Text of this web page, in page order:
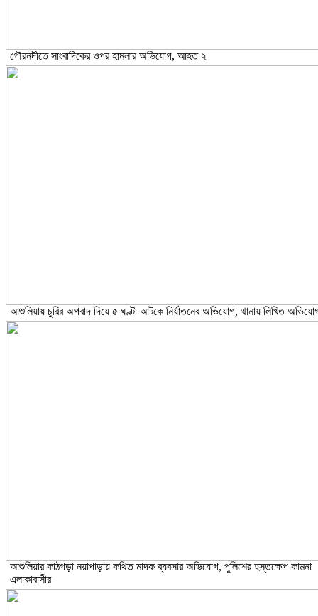
গৌরনদীতে সাংবাদিকের ওপর হামলার অভিযোগ, আহত ২
আশুলিয়ায় চুরির অপবাদ দিয়ে ৫ ঘণ্টা আটকে নির্যাতনের অভিযোগ, থানায় লিখিত
আশুলিয়ার কাঠগড়া নয়াপাড়ায় কথিত মাদক ব্যবসার অভিযোগ, পুলিশের হস্তক্ষেপ কামনা
এলাকাবাসীর